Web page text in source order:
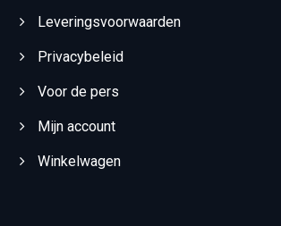
Leveringsvoorwaarden
Privacybeleid
Voor de pers
Mijn account
Winkelwagen